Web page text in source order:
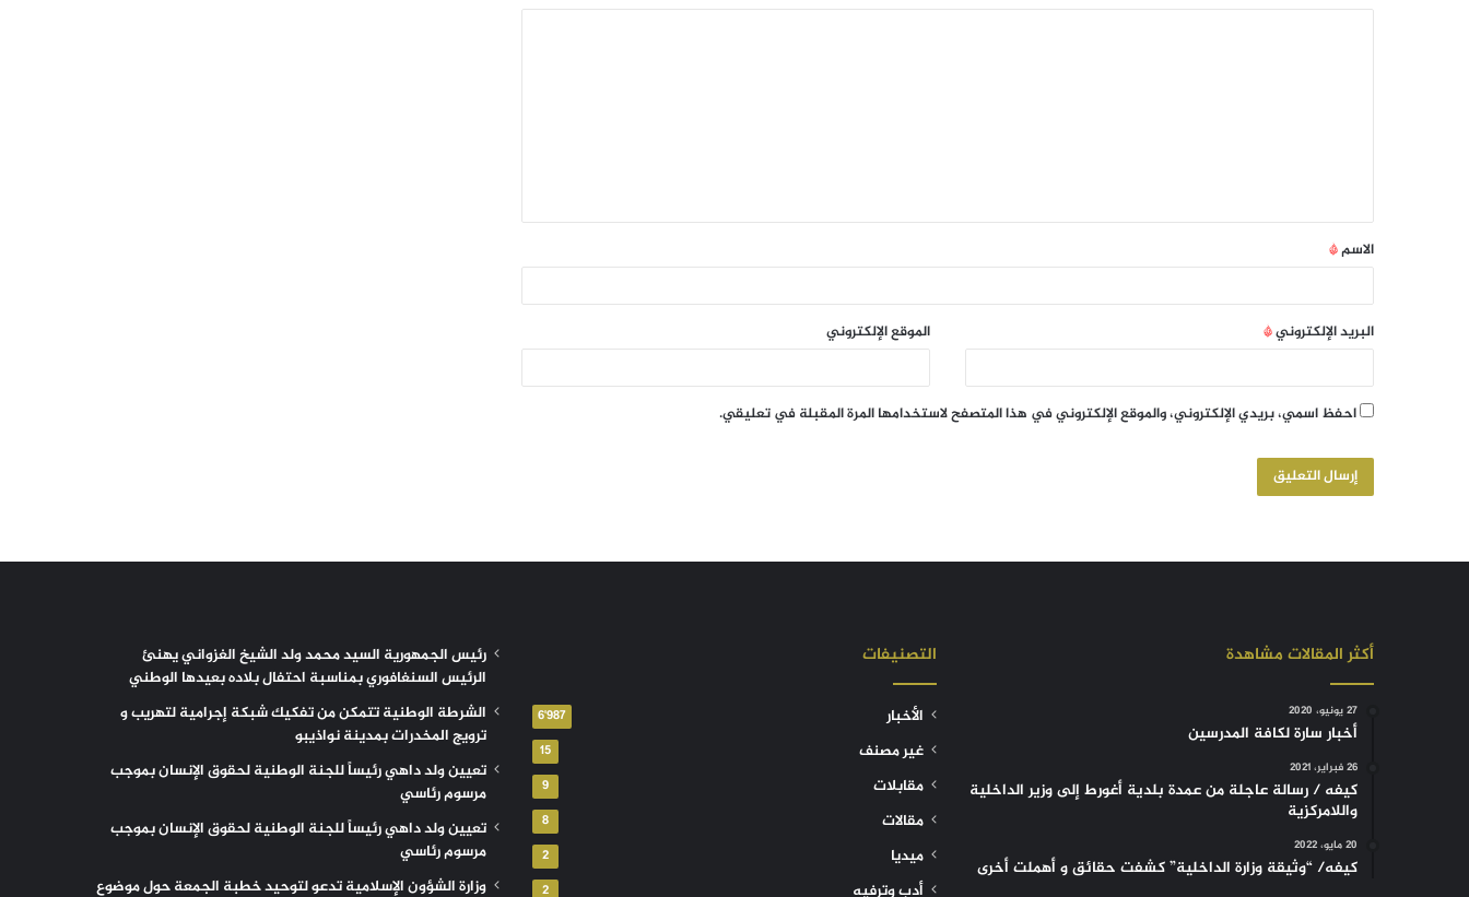
الاسم*
البريد الإلكتروني* الموقع الإلكتروني
احفظ اسمي، بريدي الإلكتروني، والموقع الإلكتروني في هذا المتصفح لاستخدامها المرة المقبلة في تعليقي.
أكثر المقالات مشاهدة
27 يونيو، 2020
أخبار سارة لكافة المدرسين
26 فبراير، 2021
كيفه / رسالة عاجلة من عمدة بلدية أغورط إلى وزير الداخلية
واللامركزية
20 مايو، 2022
كيفه/ “وثيقة وزارة الداخلية” كشفت حقائق و أهملت أخرى
التصنيفات
الأخبار 6٬987
غير مصنف 15
مقابلات 9
مقالات 8
ميديا 2
أدب وترفيه 2
رئيس الجمهورية السيد محمد ولد الشيخ الغزواني يهنئ
الرئيس السنغافوري بمناسبة احتفال بلاده بعيدها الوطني
الشرطة الوطنية تتمكن من تفكيك شبكة إجرامية لتهريب و
ترويج المخدرات بمدينة نواذيبو
تعيين ولد داهي رئيساً للجنة الوطنية لحقوق الإنسان بموجب
مرسوم رئاسي
تعيين ولد داهي رئيساً للجنة الوطنية لحقوق الإنسان بموجب
مرسوم رئاسي
وزارة الشؤون الإسلامية تدعو لتوحيد خطبة الجمعة حول موضوع